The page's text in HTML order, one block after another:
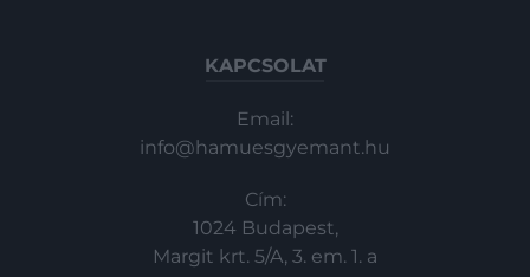
KAPCSOLAT
Email:
info@hamuesgyemant.hu
Cím:
1024 Budapest,
Margit krt. 5/A, 3. em. 1. a